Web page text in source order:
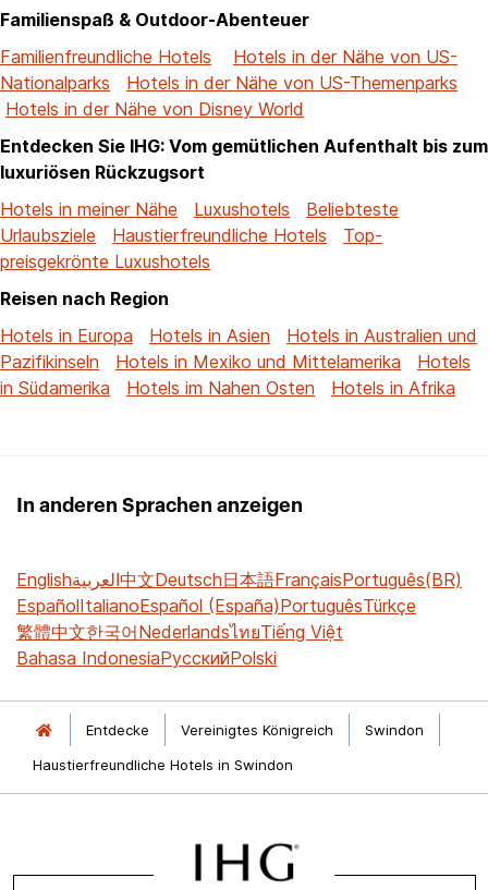
Familienspaß & Outdoor-Abenteuer
Familienfreundliche Hotels
Hotels in der Nähe von US-
Nationalparks
Hotels in der Nähe von US-Themenparks
Hotels in der Nähe von Disney World
Entdecken Sie IHG: Vom gemütlichen Aufenthalt bis zum
luxuriösen Rückzugsort
Hotels in meiner Nähe
Luxushotels
Beliebteste
Urlaubsziele
Haustierfreundliche Hotels
Top-
preisgekrönte Luxushotels
Reisen nach Region
Hotels in Europa
Hotels in Asien
Hotels in Australien und
Pazifikinseln
Hotels in Mexiko und Mittelamerika
Hotels
in Südamerika
Hotels im Nahen Osten Hotels in Afrika
In anderen Sprachen anzeigen
Englishالعربية中文Deutsch日本語FrançaisPortuguês(BR)
EspañolItalianoEspañol (España)PortuguêsTürkçe
繁體中文한국어NederlandsไทยTiếng Việt
Bahasa IndonesiaРусскийPolski
Entdecke Vereinigtes Königreich
Swindon
Haustierfreundliche Hotels in Swindon